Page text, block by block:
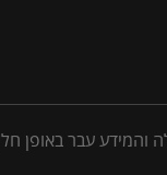
עבר באופן